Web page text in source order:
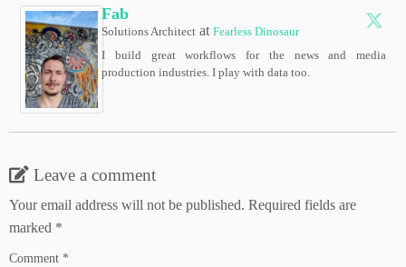
Fab
Solutions Architect at Fearless Dinosaur
I build great workflows for the news and media
production industries. I play with data too.
Leave a comment
Your email address will not be published. Required fields are
marked *
Comment *